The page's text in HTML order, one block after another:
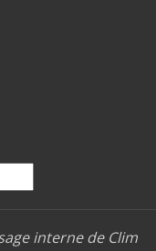
interne de Clim